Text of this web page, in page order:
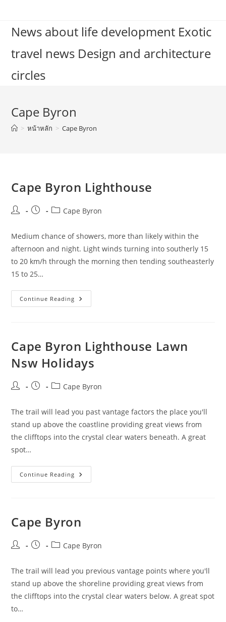
contentNews about life development Exotic
travel news Design and architecture
circles
Cape Byron
> หน้าหลัก > Cape Byron
Cape Byron Lighthouse
Post
Post
PostCape Byron
Medium chance of showers, more than likely within the
afternoon and night. Light winds turning into southerly 15
to 20 km/h through the morning then tending southeasterly
15 to 25…
Continue Reading Cape
Byron
Cape Byron Lighthouse Lawn
Nsw Holidays
Post
Post
PostCape Byron
The trail will lead you past vantage factors the place you'll
stand up above the coastline providing great views from
the clifftops into the crystal clear waters beneath. A great
spot…
Continue Reading Cape
Byron
Cape Byron
Post
Post
PostCape Byron
The trail will lead you previous vantage points where you'll
stand up above the shoreline providing great views from
the clifftops into the crystal clear waters below. A great spot
to…